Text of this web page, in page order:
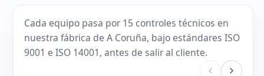
Cada equipo pasa por 15 controles técnicos en
nuestra fábrica de A Coruña, bajo estándares ISO
9001 e ISO 14001, antes de salir al cliente.